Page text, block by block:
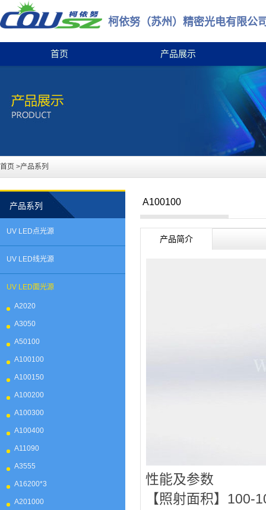
柯依努（苏州）精密光电有限公
首页 产品展示
首页 >产品系列
产品系列
UV LED点光源
UV LED线光源
UV LED面光源
A2020
A3050
A50100
A100100
A100150
A100200
A100300
A100400
A11090
A3555
A16200*3
A201000
A100100
产品简介
性能及参数
【照射面积】100-